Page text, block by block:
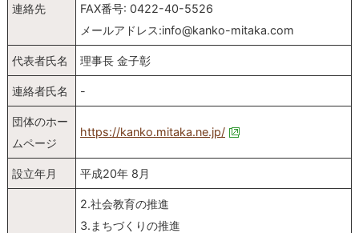
連絡先
FAX番号: 0422-40-5526
メールアドレス:info@kanko-mitaka.com
代表者氏名 理事長 金子彰
連絡者氏名 -
団体のホー
ムページ
https://kanko.mitaka.ne.jp/
設立年月 平成20年 8月
2.社会教育の推進
3.まちづくりの推進